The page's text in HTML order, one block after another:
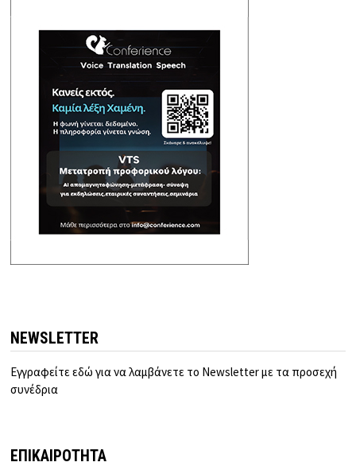
NEWSLETTER
Εγγραφείτε εδώ για να λαμβάνετε το Newsletter με τα προσεχή
συνέδρια
ΕΠΙΚΑΙΡΟΤΗΤΑ